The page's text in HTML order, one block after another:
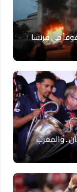
أكثر من 890 موقوفاً في فرنسا
والمغرب